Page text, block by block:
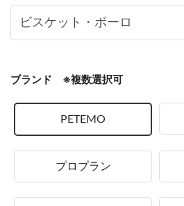
ブランド ※複数選択可
PETEMO
プロプラン